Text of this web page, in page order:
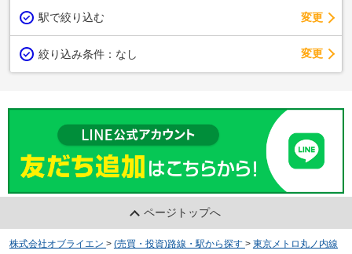
駅で絞り込む 変更
絞り込み条件： なし 変更
ページトップへ
株式会社オブライエン > (売買・投資)路線・駅から探す > 東京メトロ丸ノ内線